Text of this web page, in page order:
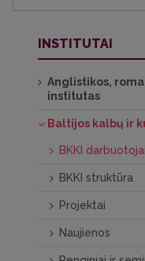
INSTITUTAI
Anglistikos,
institutas
Baltijos kalbų ir
BKKI darbuotojai
BKKI struktūra
Projektai
Naujienos